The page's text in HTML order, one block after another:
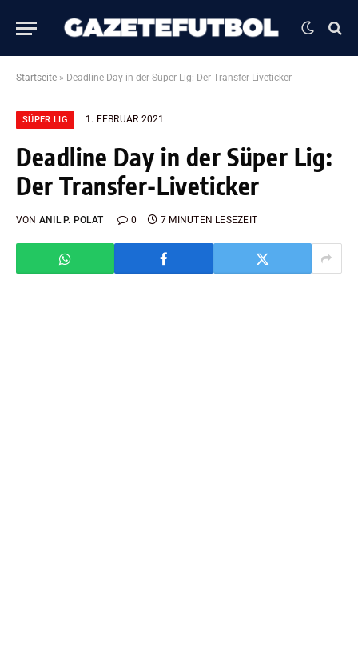
Startseite » Deadline Day in der Süper Lig: Der Transfer-Liveticker
SÜPER LIG 1. FEBRUAR 2021
Deadline Day in der Süper Lig:
Der Transfer-Liveticker
VON ANIL P. POLAT 0 7 MINUTEN LESEZEIT